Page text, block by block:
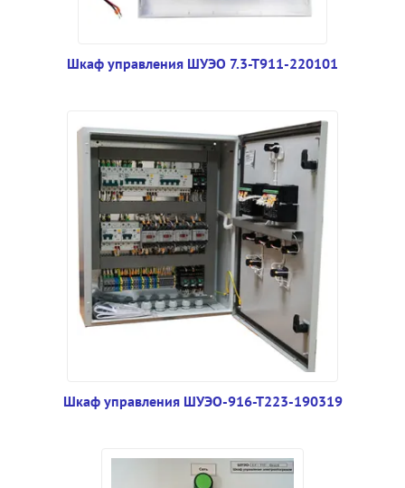
Шкаф управления ШУЭО 7.3-Т911-220101
Шкаф управления ШУЭО-916-Т223-190319